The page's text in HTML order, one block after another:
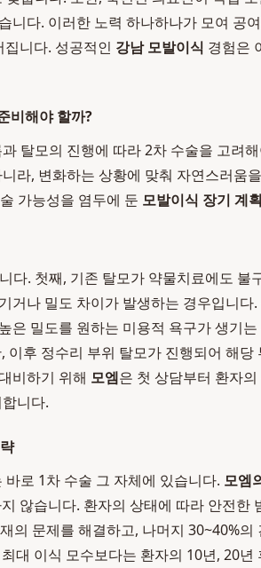
니다. 이러한 노력 하나하나가 모여 공
니다. 성공적인 강남 모발이식 경험은
비해야 할까?
탈모의 진행에 따라 2차 수술을 고려
라, 변화하는 상황에 맞춰 자연스러움
가능성을 염두에 둔 모발이식 장기 계획
다. 첫째, 기존 탈모가 약물치료에도 불
거나 밀도 차이가 발생하는 경우입니다
은 밀도를 원하는 미용적 욕구가 생기
후 정수리 부위 탈모가 진행되어 해당
비하기 위해 모엠은 첫 상담부터 환자
니다.
로 1차 수술 그 자체에 있습니다. 모엠
않습니다. 환자의 상태에 따라 안전한
의 문제를 해결하고, 나머지 30~40%
대 이식 모수보다는 환자의 10년, 20년